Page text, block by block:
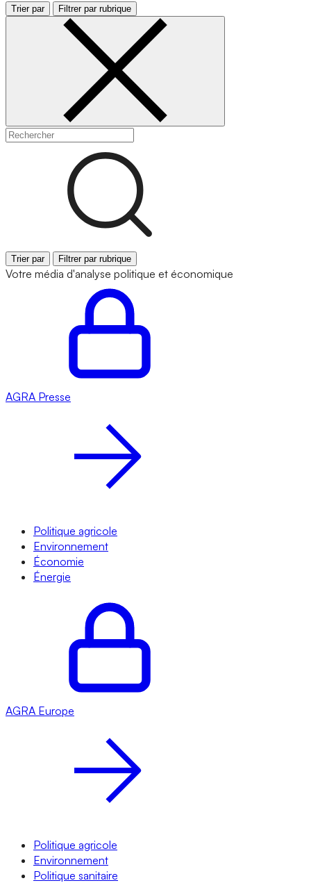
Trier par Filtrer par rubrique
Trier par Filtrer par rubrique
Votre média d'analyse politique et économique
AGRA Presse
Politique agricole
Environnement
Économie
Énergie
AGRA Europe
Politique agricole
Environnement
Politique sanitaire